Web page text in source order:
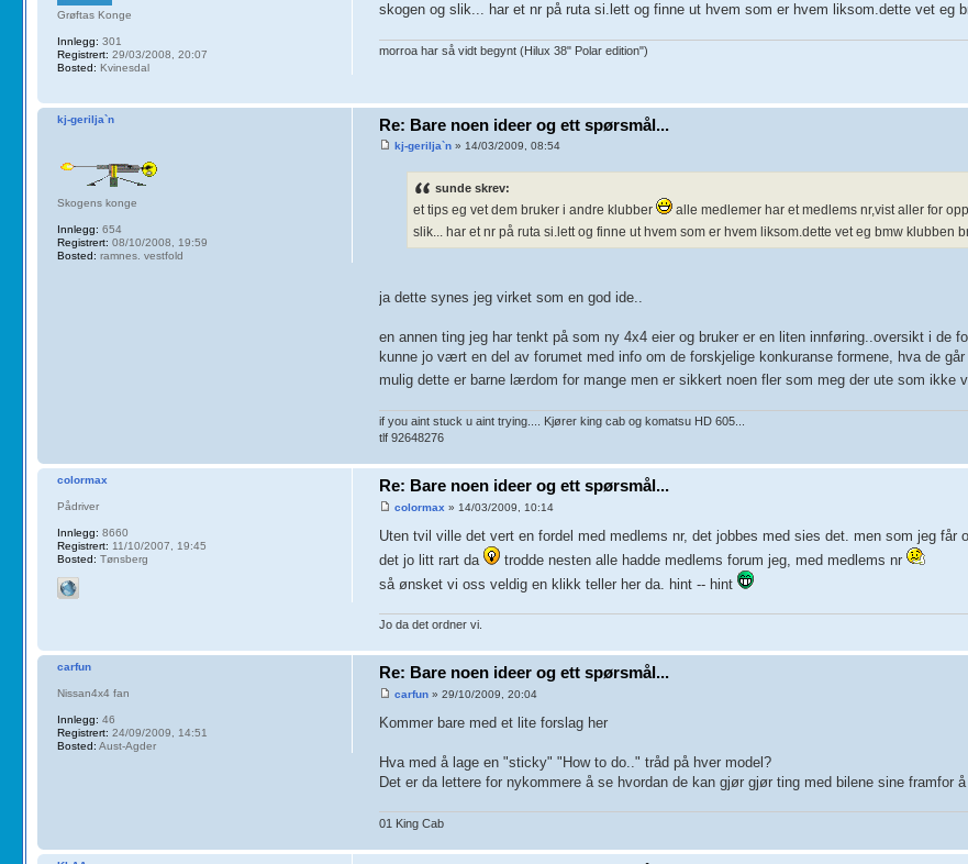
skogen og slik... har et nr på ruta si.lett og finne ut hvem som er hvem liksom.dette vet eg
morroa har så vidt begynt (Hilux 38" Polar edition")
Grøftas Konge
Innlegg: 301
Registrert: 29/03/2008, 20:07
Bosted: Kvinesdal
Re: Bare noen ideer og ett spørsmål...
kj-gerilja`n » 14/03/2009, 08:54
sunde skrev:
et tips eg vet dem bruker i andre klubber
alle medlemer har et medlems nr,vist aller for
slik... har et nr på ruta si.lett og finne ut hvem som er hvem liksom.dette vet eg bmw klubben
ja dette synes jeg virket som en god ide..
en annen ting jeg har tenkt på som ny 4x4 eier og bruker er en liten innføring..oversikt i de
kunne jo vært en del av forumet med info om de forskjelige konkuranse formene, hva de
mulig dette er barne lærdom for mange men er sikkert noen fler som meg der ute som
if you aint stuck u aint trying.... Kjører king cab og komatsu HD 605...
tlf 92648276
kj-gerilja`n
Skogens konge
Innlegg: 654
Registrert: 08/10/2008, 19:59
Bosted: ramnes. vestfold
Re: Bare noen ideer og ett spørsmål...
colormax » 14/03/2009, 10:14
Uten tvil ville det vert en fordel med medlems nr, det jobbes med sies det. men som jeg
det jo litt rart da
trodde nesten alle hadde medlems forum jeg, med medlems nr
så ønsket vi oss veldig en klikk teller her da. hint -- hint
Jo da det ordner vi.
colormax
Pådriver
Innlegg: 8660
Registrert: 11/10/2007, 19:45
Bosted: Tønsberg
Re: Bare noen ideer og ett spørsmål...
carfun » 29/10/2009, 20:04
Kommer bare med et lite forslag her
Hva med å lage en "sticky" "How to do.." tråd på hver model?
Det er da lettere for nykommere å se hvordan de kan gjør gjør ting med bilene sine framfor
01 King Cab
carfun
Nissan4x4 fan
Innlegg: 46
Registrert: 24/09/2009, 14:51
Bosted: Aust-Agder